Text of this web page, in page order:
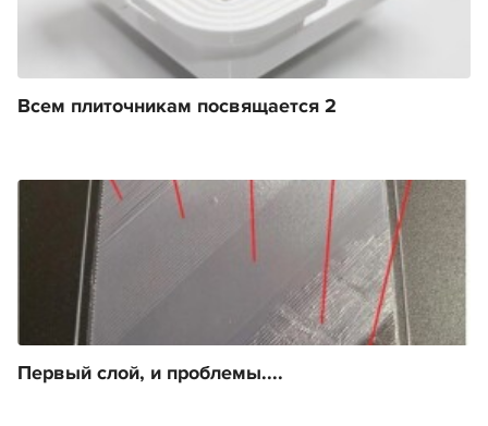
Всем плиточникам посвящается 2
Первый слой, и проблемы....